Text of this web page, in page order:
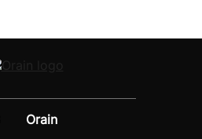
Orain